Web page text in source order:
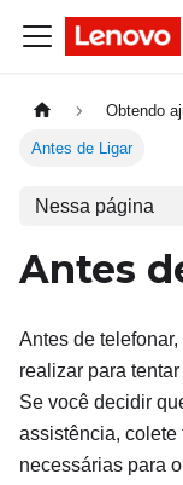
Obtendo
Antes de Ligar
Nessa página
Antes
Antes de
realizar para
Se você decidir
assistência, colete
necessárias para